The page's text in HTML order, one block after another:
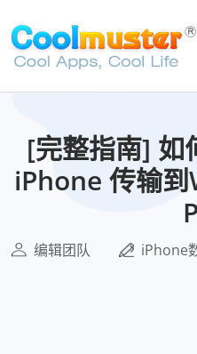
[完整指南] 如
iPhone 传输
编辑团队 iPhone